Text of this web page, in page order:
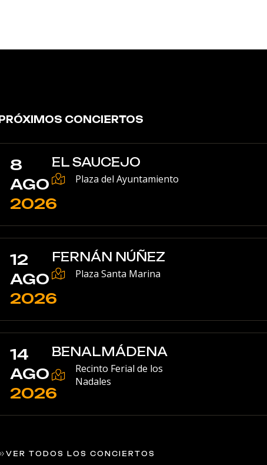
PRÓXIMOS CONCIERTOS
8
AGO
2026
EL SAUCEJO
Plaza del Ayuntamiento
12
AGO
2026
FERNÁN NÚÑEZ
Plaza Santa Marina
14
AGO
2026
BENALMÁDENA
Recinto Ferial de los
Nadales
VER TODOS LOS CONCIERTOS